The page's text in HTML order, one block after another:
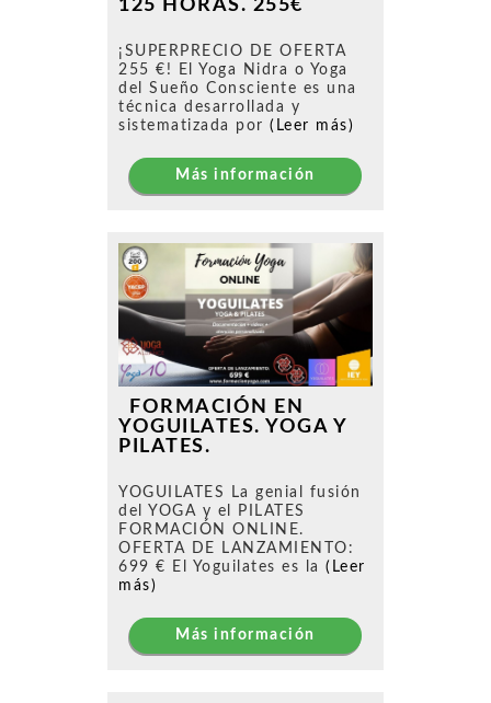
125 HORAS. 255€
¡SUPERPRECIO DE OFERTA
255 €! El Yoga Nidra o Yoga
del Sueño Consciente es una
técnica desarrollada y
sistematizada por (Leer más)
Más información
FORMACIÓN EN
YOGUILATES. YOGA Y
PILATES.
YOGUILATES La genial fusión
del YOGA y el PILATES
FORMACIÓN ONLINE.
OFERTA DE LANZAMIENTO:
699 € El Yoguilates es la (Leer
más)
Más información